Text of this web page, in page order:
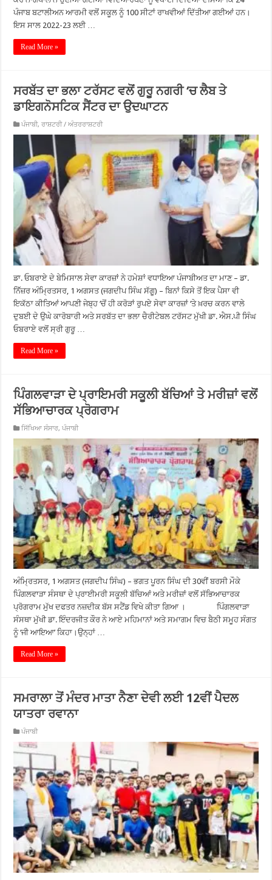
ਪੰਜਾਬ ਬਟਾਲੀਅਨ ਆਰਮੀ ਵਲੋਂ ਸਕੂਲ ਨੂੰ 100 ਸੀਟਾਂ ਰਾਖਵੀਆਂ ਦਿੱਤੀਆ ਗਈਆਂ ਹਨ।
ਇਸ ਸਾਲ 2022-23 ਲਈ …
Read More »
ਸਰਬੱਤ ਦਾ ਭਲਾ ਟਰੱਸਟ ਵਲੋਂ ਗੁਰੂ ਨਗਰੀ ‘ਚ ਲੈਬ ਤੇ
ਡਾਇਗਨੋਸਟਿਕ ਸੈਂਟਰ ਦਾ ਉਦਘਾਟਨ
ਪੰਜਾਬੀ,ਰਾਸ਼ਟਰੀ / ਅੰਤਰਰਾਸ਼ਟਰੀ
ਡਾ. ਓਬਰਾਏ ਦੇ ਬੇਮਿਸਾਲ ਸੇਵਾ ਕਾਰਜ਼ਾਂ ਨੇ ਹਮੇਸ਼ਾਂ ਵਧਾਇਆ ਪੰਜਾਬੀਅਤ ਦਾ ਮਾਣ – ਡਾ.
ਨਿੱੱਜ਼ਰ ਅੰਮ੍ਰਿਤਸਰ, 1 ਅਗਸਤ (ਜਗਦੀਪ ਸਿੰਘ ਸੱਗੂ) – ਬਿਨਾਂ ਕਿਸੇ ਤੋਂ ਇਕ ਪੈਸਾ ਵੀ
ਇਕੱਠਾ ਕੀਤਿਆਂ ਆਪਣੀ ਜੇਬ੍ਹ ‘ਚੋਂ ਹੀ ਕਰੋੜਾਂ ਰੁਪਏ ਸੇਵਾ ਕਾਰਜ਼ਾਂ ‘ਤੇ ਖ਼ਰਚ ਕਰਨ ਵਾਲੇ
ਦੁਬਈ ਦੇ ਉਘੇ ਕਾਰੋਬਾਰੀ ਅਤੇ ਸਰਬੱਤ ਦਾ ਭਲਾ ਚੈਰੀਟੇਬਲ ਟਰੱਸਟ ਮੁੱਖੀ ਡਾ. ਐਸ.ਪੀ ਸਿੰਘ
ਓਬਰਾਏ ਵਲੋਂ ਸ੍ਰੀ ਗੁਰੂ …
Read More »
ਪਿੰਗਲਵਾੜਾ ਦੇ ਪ੍ਰਾਇਮਰੀ ਸਕੂਲੀ ਬੱਚਿਆਂ ਤੇ ਮਰੀਜ਼ਾਂ ਵਲੋਂ
ਸੱਭਿਆਚਾਰਕ ਪ੍ਰੋਗਰਾਮ
ਸਿੱਖਿਆ ਸੰਸਾਰ,ਪੰਜਾਬੀ
ਅੰਮ੍ਰਿਤਸਰ, 1 ਅਗਸਤ (ਜਗਦੀਪ ਸਿੰਘ) – ਭਗਤ ਪੂਰਨ ਸਿੰਘ ਦੀ 30ਵੀਂ ਬਰਸੀ ਮੌਕੇ
ਪਿੰਗਲਵਾੜਾ ਸੰਸਥਾ ਦੇ ਪ੍ਰਾਈਮਰੀ ਸਕੂਲੀ ਬੱਚਿਆਂ ਅਤੇ ਮਰੀਜ਼ਾਂ ਵਲੋਂ ਸੱਭਿਆਚਾਰਕ
ਪ੍ਰੋਗਰਾਮ ਮੁੱਖ ਦਫਤਰ ਨਜ਼ਦੀਕ ਬੱਸ ਸਟੈਂਡ ਵਿਖੇ ਕੀਤਾ ਗਿਆ । ਪਿੰਗਲਵਾੜਾ
ਸੰਸਥਾ ਮੁੱਖੀ ਡਾ. ਇੰਦਰਜੀਤ ਕੌਰ ਨੇ ਆਏ ਮਹਿਮਾਨਾਂ ਅਤੇ ਸਮਾਗਮ ਵਿਚ ਬੈਠੀ ਸਮੂਹ ਸੰਗਤ
ਨੂੰ ‘ਜੀ ਆਇਆ’ ਕਿਹਾ।ਉਨ੍ਹਾਂ …
Read More »
ਸਮਰਾਲਾ ਤੋਂ ਮੰਦਰ ਮਾਤਾ ਨੈਣਾ ਦੇਵੀ ਲਈ 12ਵੀਂ ਪੈਦਲ
ਯਾਤਰਾ ਰਵਾਨਾ
ਪੰਜਾਬੀ